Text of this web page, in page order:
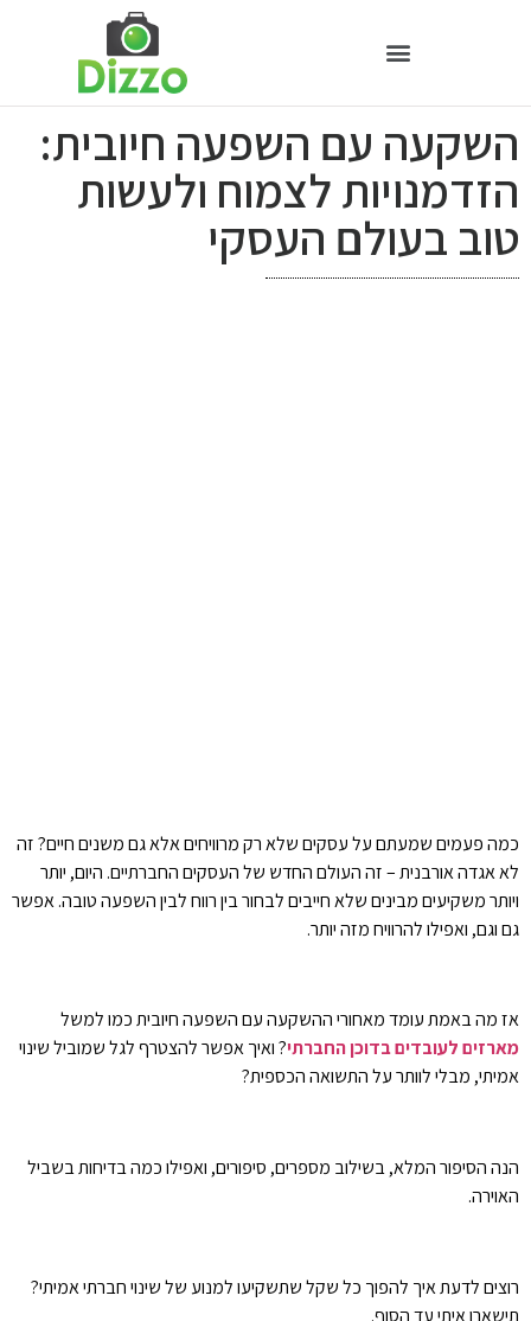
השקעה עם השפעה חיובית:
הזדמנויות לצמוח ולעשות
טוב בעולם העסקי
כמה פעמים שמעתם על עסקים שלא רק מרוויחים אלא גם משנים חיים? זה
לא אגדה אורבנית – זה העולם החדש של העסקים החברתיים. היום, יותר
ויותר משקיעים מבינים שלא חייבים לבחור בין רווח לבין השפעה טובה. אפשר
גם וגם, ואפילו להרוויח מזה יותר.
אז מה באמת עומד מאחורי ההשקעה עם השפעה חיובית כמו למשל
מארזים לעובדים בדוכן החברתי? ואיך אפשר להצטרף לגל שמוביל שינוי
אמיתי, מבלי לוותר על התשואה הכספית?
הנה הסיפור המלא, בשילוב מספרים, סיפורים, ואפילו כמה בדיחות בשביל
האוירה.
רוצים לדעת איך להפוך כל שקל שתשקיעו למנוע של שינוי חברתי אמיתי?
תישארו איתי עד הסוף.